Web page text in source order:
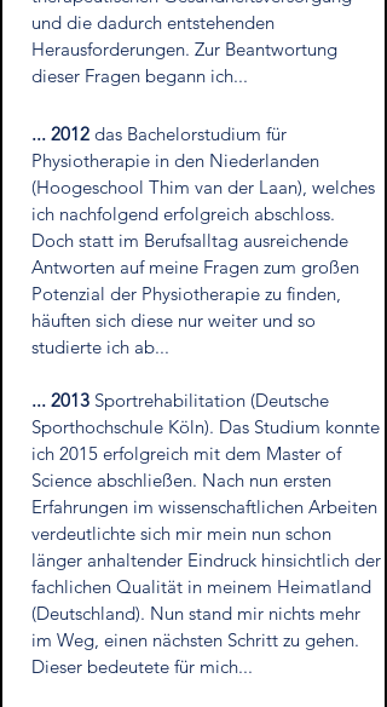
und die dadurch entstehenden
Herausforderungen. Zur Beantwortung
dieser Fragen begann ich...
... 2012 das Bachelorstudium für
Physiotherapie in den Niederlanden
(Hoogeschool Thim van der Laan), welches
ich nachfolgend erfolgreich abschloss.
Doch statt im Berufsalltag ausreichende
Antworten auf meine Fragen zum großen
Potenzial der Physiotherapie zu finden,
häuften sich diese nur weiter und so
studierte ich ab...
... 2013 Sportrehabilitation (Deutsche
Sporthochschule Köln). Das Studium konnte
ich 2015 erfolgreich mit dem Master of
Science abschließen. Nach nun ersten
Erfahrungen im wissenschaftlichen Arbeiten
verdeutlichte sich mir mein nun schon
länger anhaltender Eindruck hinsichtlich der
fachlichen Qualität in meinem Heimatland
(Deutschland). Nun stand mir nichts mehr
im Weg, einen nächsten Schritt zu gehen.
Dieser bedeutete für mich...